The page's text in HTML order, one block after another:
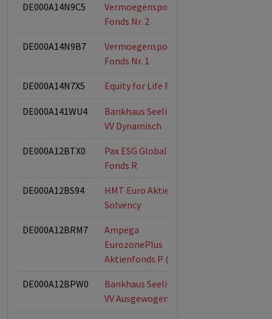
DE000A14N9C5
Vermoegenspooling
Fonds Nr. 2
DE000A14N9B7
Vermoegenspooling
Fonds Nr. 1
DE000A14N7X5 Equity for Life R
DE000A141WU4
Bankhaus Seeliger
VV Dynamisch
DE000A12BTX0
Pax ESG Global
Fonds R
DE000A12BS94
HMT Euro Aktien
Solvency
DE000A12BRM7
Ampega
EurozonePlus
Aktienfonds P (a)
DE000A12BPW0
Bankhaus Seeliger
VV Ausgewogen